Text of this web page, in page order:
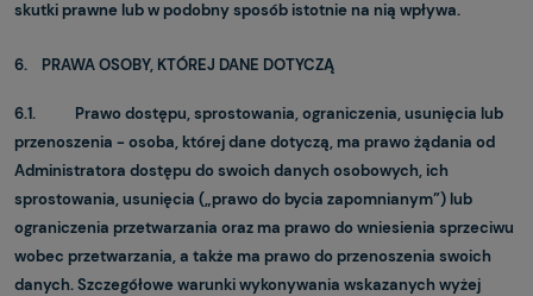
skutki prawne lub w podobny sposób istotnie na nią wpływa.
6. PRAWA OSOBY, KTÓREJ DANE DOTYCZĄ
6.1. Prawo dostępu, sprostowania, ograniczenia, usunięcia lub
przenoszenia - osoba, której dane dotyczą, ma prawo żądania od
Administratora dostępu do swoich danych osobowych, ich
sprostowania, usunięcia („prawo do bycia zapomnianym”) lub
ograniczenia przetwarzania oraz ma prawo do wniesienia sprzeciwu
wobec przetwarzania, a także ma prawo do przenoszenia swoich
danych. Szczegółowe warunki wykonywania wskazanych wyżej